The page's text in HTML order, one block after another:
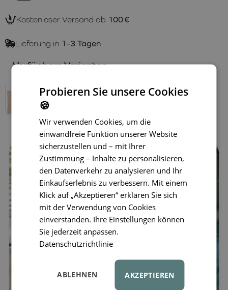
Kostenloser Versand ab 100 €
Lieferung in 1–3 Tagen
Verfügbare Varianten
Probieren Sie unsere Cookies
🍪
Wir verwenden Cookies, um die
einwandfreie Funktion unserer Website
sicherzustellen und – mit Ihrer
Zustimmung – Inhalte zu personalisieren,
den Datenverkehr zu analysieren und Ihr
Einkaufserlebnis zu verbessern. Mit einem
Klick auf „Akzeptieren“ erklären Sie sich
mit der Verwendung von Cookies
einverstanden. Ihre Einstellungen können
Sie jederzeit anpassen.
Datenschutzrichtlinie
AKZEPTIEREN
ABLEHNEN